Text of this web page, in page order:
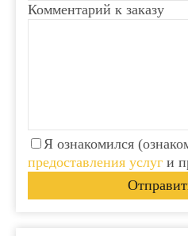
Комментарий к заказу
Я ознакомился
предоставления услуг и